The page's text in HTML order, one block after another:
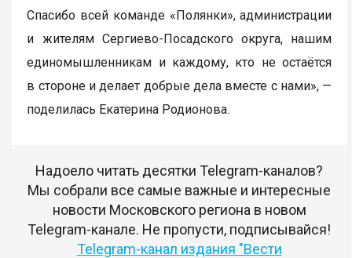
Спасибо всей команде «Полянки», администрации
и жителям Сергиево-Посадского округа, нашим
единомышленникам и каждому, кто не остаётся
в стороне и делает добрые дела вместе с нами», —
поделилась Екатерина Родионова.
Надоело читать десятки Telegram-каналов?
Мы собрали все самые важные и интересные
новости Московского региона в новом
Telegram-канале. Не пропусти, подписывайся!
Telegram-канал издания "Вести